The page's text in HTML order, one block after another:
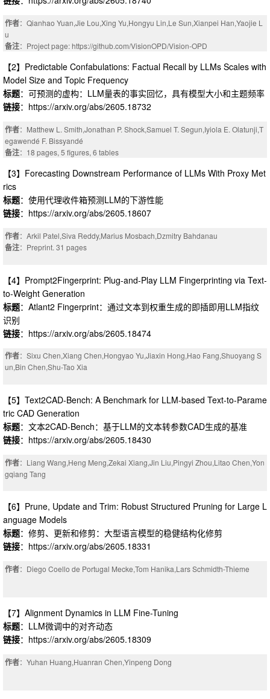
作者：Qianhao Yuan,Jie Lou,Xing Yu,Hongyu Lin,Le Sun,Xianpei Han,Yaojie L
u
备注：Project page: https://github.com/VisionOPD/Vision-OPD
【2】Predictable Confabulations: Factual Recall by LLMs Scales with
Model Size and Topic Frequency
标题：可预测的虚构：LLM量表的事实回忆，具有模型大小和主题频率
链接：https://arxiv.org/abs/2605.18732
作者：Matthew L. Smith,Jonathan P. Shock,Samuel T. Segun,Iyiola E. Olatunji,T
egawendé F. Bissyandé
备注：18 pages, 5 figures, 6 tables
【3】Forecasting Downstream Performance of LLMs With Proxy Met
rics
标题：使用代理收件箱预测LLM的下游性能
链接：https://arxiv.org/abs/2605.18607
作者：Arkil Patel,Siva Reddy,Marius Mosbach,Dzmitry Bahdanau
备注：Preprint. 31 pages
【4】Prompt2Fingerprint: Plug-and-Play LLM Fingerprinting via Text-
to-Weight Generation
标题：Atlant2 Fingerprint：通过文本到权重生成的即插即用LLM指纹
识别
链接：https://arxiv.org/abs/2605.18474
作者：Sixu Chen,Xiang Chen,Hongyao Yu,Jiaxin Hong,Hao Fang,Shuoyang S
un,Bin Chen,Shu-Tao Xia
【5】Text2CAD-Bench: A Benchmark for LLM-based Text-to-Parame
tric CAD Generation
标题：文本2CAD-Bench：基于LLM的文本转参数CAD生成的基准
链接：https://arxiv.org/abs/2605.18430
作者：Liang Wang,Heng Meng,Zekai Xiang,Jin Liu,Pingyi Zhou,Litao Chen,Yon
gqiang Tang
【6】Prune, Update and Trim: Robust Structured Pruning for Large L
anguage Models
标题：修剪、更新和修剪：大型语言模型的稳健结构化修剪
链接：https://arxiv.org/abs/2605.18331
作者：Diego Coello de Portugal Mecke,Tom Hanika,Lars Schmidth-Thieme
【7】Alignment Dynamics in LLM Fine-Tuning
标题：LLM微调中的对齐动态
链接：https://arxiv.org/abs/2605.18309
作者：Yuhan Huang,Huanran Chen,Yinpeng Dong